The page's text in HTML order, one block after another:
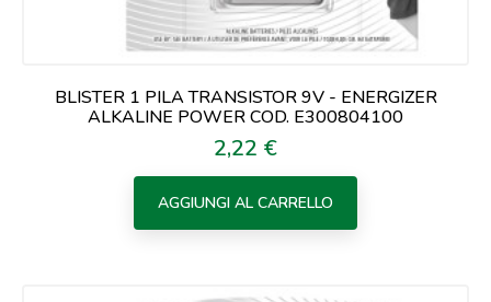
BLISTER 1 PILA TRANSISTOR 9V - ENERGIZER
ALKALINE POWER COD. E300804100
Prezzo
2,22 €
AGGIUNGI AL CARRELLO